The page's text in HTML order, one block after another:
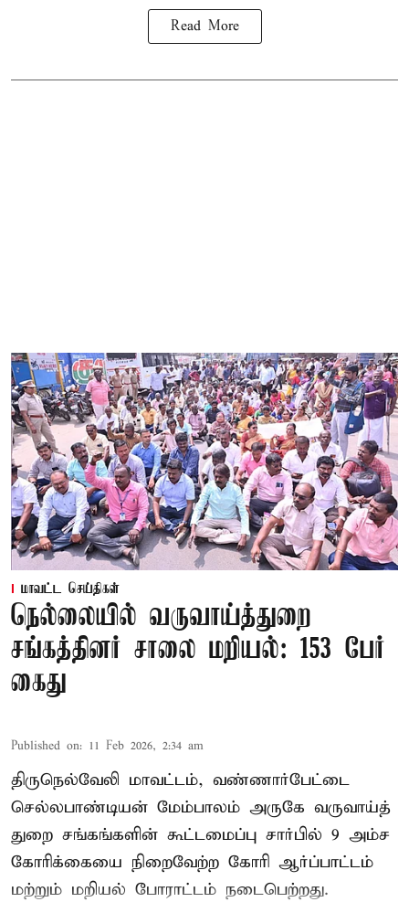
Read More
மாவட்ட செய்திகள்
நெல்லையில் வருவாய்த்துறை
சங்கத்தினர் சாலை மறியல்: 153 பேர்
கைது
Published on: 11 Feb 2026, 2:34 am
திருநெல்வேலி மாவட்டம், வண்ணார்பேட்டை
செல்லபாண்டியன் மேம்பாலம் அருகே வருவாய்த்
துறை சங்கங்களின் கூட்டமைப்பு சார்பில் 9 அம்ச
கோரிக்கையை நிறைவேற்ற கோரி ஆர்ப்பாட்டம்
மற்றும் மறியல் போராட்டம் நடைபெற்றது.